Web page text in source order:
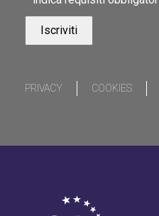
PRIVACY COOKIES